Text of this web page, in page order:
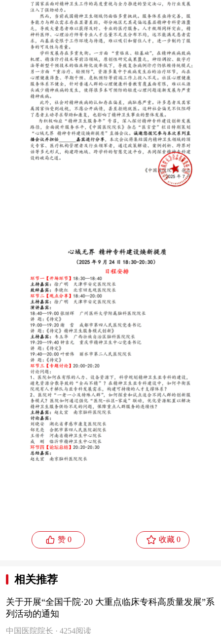
 赞 0  收藏 0
相关推荐
关于开展“全国千院·20 大重点临床专科高质量发展”系
列活动的通知
中国医院院长 · 4254阅读